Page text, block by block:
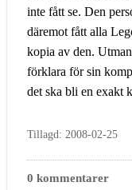
inte fått se. Den
däremot fått alla
kopia av den.
förklara för sin
det ska bli en exakt
Tillagd: 2008-02-25
0 kommentarer